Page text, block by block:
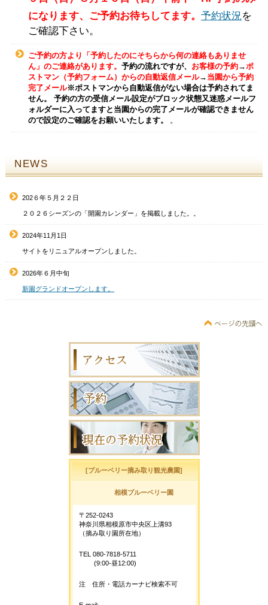
になります、ご予約お待ちしてます。 予約状況を
ご確認下さい。
ご予約の方より「予約したのにそちらから何の連絡もありませ
ん」のご連絡があります。 予約の流れですが、 お客様の予約→ポ
ストマン（予約フォーム）からの自動返信メール→ 当園から予約
完了メール※ポストマンから自動返信がない場合は予約されてま
せん。
予約の方の受信メール設定がブロック状態又迷惑メールフ
ォルダーに入ってますと当園からの完了メールが確認できません
ので設定のご確認をお願いいたします。
。
NEWS
202６年５月２２日
２０２６シーズンの「開園カレンダー」を掲載しました。。
2024年11月1日
サイトをリニュアルオープンしました。
2026年６月中旬
新園グランドオープンします。
[ブルーベリー摘み取り観光農園]
相模ブルーベリー園
〒252-0243
神奈川県相模原市中央区上溝93
（摘み取り園所在地）
TEL 080-7818-5711
(9:00-昼12:00)
注 住所・電話カーナビ検索不可